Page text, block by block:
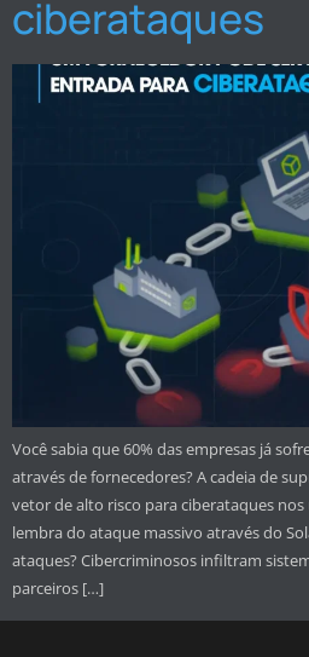
ciberataques
Você sabia que 60% das empresas já
através de fornecedores? A cadeia de
vetor de alto risco para ciberataques
lembra do ataque massivo através do
ataques? Cibercriminosos infiltram
parceiros […]